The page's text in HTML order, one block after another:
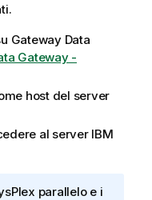
Gateway Data
Gateway -
host del server
al server IBM
parallelo e i